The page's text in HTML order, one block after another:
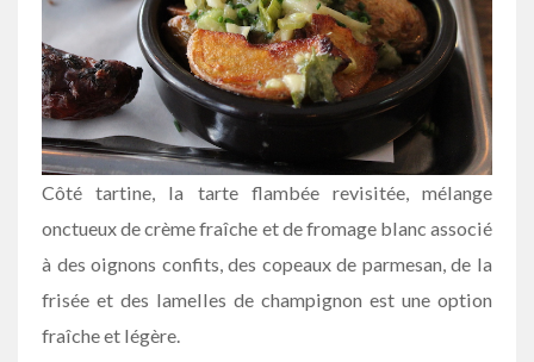
Côté tartine, la tarte flambée revisitée, mélange
onctueux de crème fraîche et de fromage blanc associé
à des oignons confits, des copeaux de parmesan, de la
frisée et des lamelles de champignon est une option
fraîche et légère.